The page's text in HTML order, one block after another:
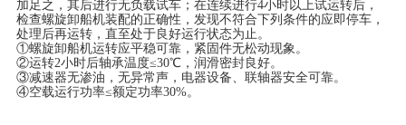
加足之，其后进行无负载试车；在连续进行4小时以上试运转后，
检查螺旋卸船机装配的正确性，发现不符合下列条件的应即停车，
处理后再运转，直至处于良好运行状态为止。
①螺旋卸船机运转应平稳可靠，紧固件无松动现象。
②运转2小时后轴承温度≤30℃，润滑密封良好。
③减速器无渗油，无异常声，电器设备、联轴器安全可靠。
④空载运行功率≤额定功率30%。